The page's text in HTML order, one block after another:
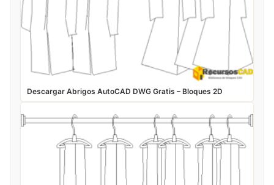
Descargar Abrigos AutoCAD DWG Gratis – Bloques 2D